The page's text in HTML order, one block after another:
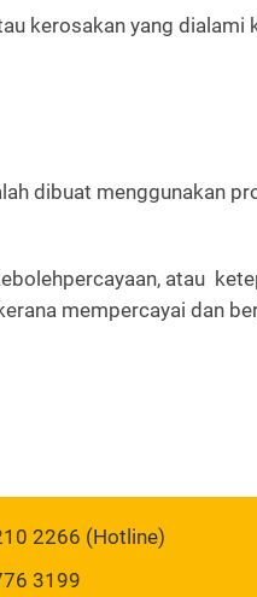
kerosakan yang dialami
dibuat menggunakan
atau
mempercayai dan
2266 (Hotline)
3199